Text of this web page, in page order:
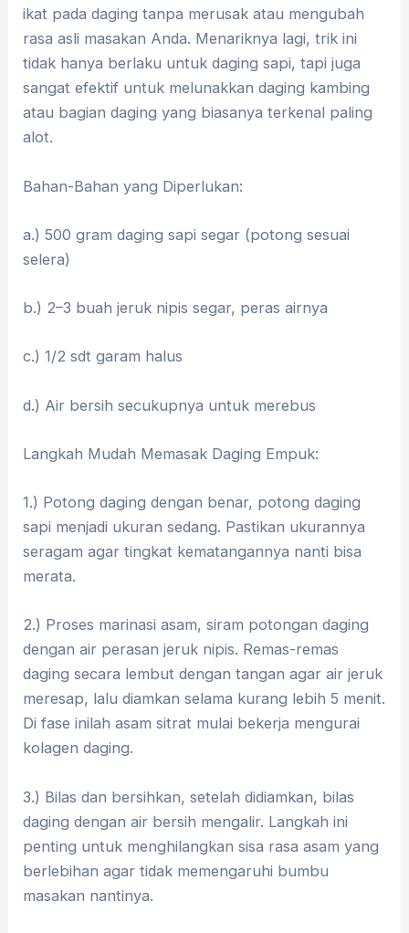
ikat pada daging tanpa merusak atau mengubah
rasa asli masakan Anda. Menariknya lagi, trik ini
tidak hanya berlaku untuk daging sapi, tapi juga
sangat efektif untuk melunakkan daging kambing
atau bagian daging yang biasanya terkenal paling
alot.
​Bahan-Bahan yang Diperlukan:
a.) 500 gram daging sapi segar (potong sesuai
selera)
b.) 2–3 buah jeruk nipis segar, peras airnya
c.) 1/2 sdt garam halus
d.) Air bersih secukupnya untuk merebus
​Langkah Mudah Memasak Daging Empuk:
1.) Potong daging dengan benar, potong daging
sapi menjadi ukuran sedang. Pastikan ukurannya
seragam agar tingkat kematangannya nanti bisa
merata.
2.) Proses marinasi asam, siram potongan daging
dengan air perasan jeruk nipis. Remas-remas
daging secara lembut dengan tangan agar air jeruk
meresap, lalu diamkan selama kurang lebih 5 menit.
Di fase inilah asam sitrat mulai bekerja mengurai
kolagen daging.
3.) Bilas dan bersihkan, setelah didiamkan, bilas
daging dengan air bersih mengalir. Langkah ini
penting untuk menghilangkan sisa rasa asam yang
berlebihan agar tidak memengaruhi bumbu
masakan nantinya.